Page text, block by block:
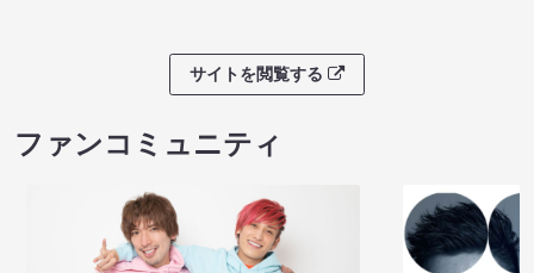
サイトを閲覧する
ファンコミュニティ